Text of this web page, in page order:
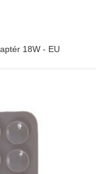
18W - EU